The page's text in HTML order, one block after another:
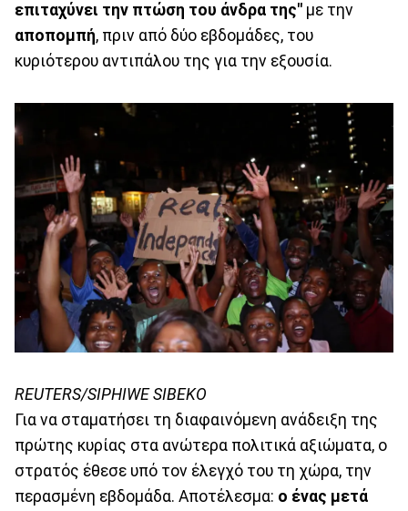
επιταχύνει την πτώση του άνδρα της" με την
αποπομπή, πριν από δύο εβδομάδες, του
κυριότερου αντιπάλου της για την εξουσία.
REUTERS/SIPHIWE SIBEKO
Για να σταματήσει τη διαφαινόμενη ανάδειξη της
πρώτης κυρίας στα ανώτερα πολιτικά αξιώματα, ο
στρατός έθεσε υπό τον έλεγχό του τη χώρα, την
περασμένη εβδομάδα. Αποτέλεσμα: ο ένας μετά